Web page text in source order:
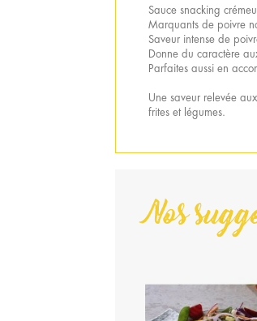
Sauce snacking
Marquants de poivre
Saveur intense de
Donne du caractère
Parfaites aussi en
Une saveur relevée
frites et légumes.
Nos